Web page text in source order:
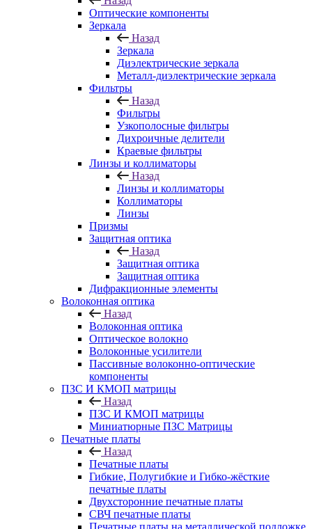
Оптические компоненты
Зеркала
Назад
Зеркала
Диэлектрические зеркала
Металл-диэлектрические зеркала
Фильтры
Назад
Фильтры
Узкополосные фильтры
Дихроичные делители
Краевые фильтры
Линзы и коллиматоры
Назад
Линзы и коллиматоры
Коллиматоры
Линзы
Призмы
Защитная оптика
Назад
Защитная оптика
Защитная оптика
Дифракционные элементы
Волоконная оптика
Назад
Волоконная оптика
Оптическое волокно
Волоконные усилители
Пассивные волоконно-оптические
компоненты
ПЗС И КМОП матрицы
Назад
ПЗС И КМОП матрицы
Миниатюрные ПЗС Матрицы
Печатные платы
Назад
Печатные платы
Гибкие, Полугибкие и Гибко-жёсткие
печатные платы
Двухсторонние печатные платы
СВЧ печатные платы
Печатные платы на металлической подложке